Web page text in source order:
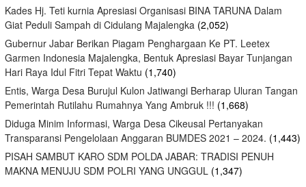
Kades Hj. Teti kurnia Apresiasi Organisasi BINA TARUNA Dalam
Giat Peduli Sampah di Cidulang Majalengka (2,052)
Gubernur Jabar Berikan Piagam Penghargaan Ke PT. Leetex
Garmen Indonesia Majalengka, Bentuk Apresiasi Bayar Tunjangan
Hari Raya Idul Fitri Tepat Waktu (1,740)
Entis, Warga Desa Burujul Kulon Jatiwangi Berharap Uluran Tangan
Pemerintah Rutilahu Rumahnya Yang Ambruk !!! (1,668)
Diduga Minim Informasi, Warga Desa Cikeusal Pertanyakan
Transparansi Pengelolaan Anggaran BUMDES 2021 – 2024. (1,443)
PISAH SAMBUT KARO SDM POLDA JABAR: TRADISI PENUH
MAKNA MENUJU SDM POLRI YANG UNGGUL (1,347)